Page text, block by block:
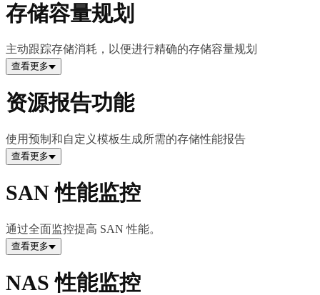
存储容量规划
主动跟踪存储消耗，以便进行精确的存储容量规划
查看更多
资源报告功能
使用预制和自定义模板生成所需的存储性能报告
查看更多
SAN 性能监控
通过全面监控提高 SAN 性能。
查看更多
NAS 性能监控